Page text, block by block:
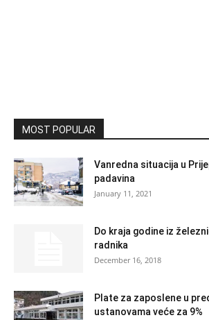
MOST POPULAR
Vanredna situacija u
padavina
January 11, 2021
Do kraja godine iz
radnika
December 16, 2018
Plate za zaposlene u
ustanovama veće za 9%